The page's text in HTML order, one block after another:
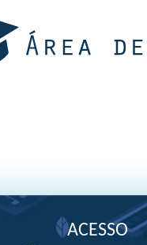
ACESSO